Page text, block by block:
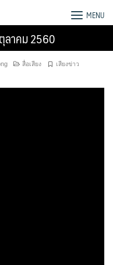
MENU
ลาคม 2560
สื่อเสียง
เสียงข่าว